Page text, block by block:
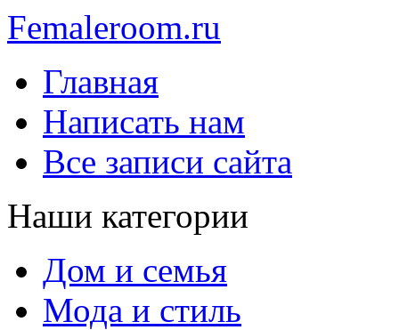
Femaleroom.ru
Главная
Написать нам
Все записи сайта
Наши категории
Дом и семья
Мода и стиль